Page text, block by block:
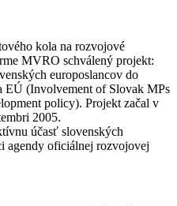
kola na rozvojové
MVRO schválený projekt:
europoslancov do
EÚ (Involvement of Slovak MPs
policy). Projekt začal v
2005.
účasť slovenských
agendy oficiálnej rozvojovej